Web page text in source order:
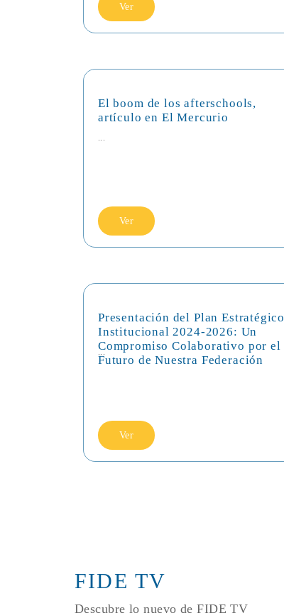
Ver
El boom de los afterschools,
artículo en El Mercurio
Ver
Presentación del Plan Estratégico
Institucional 2024-2026: Un
Compromiso Colaborativo por el
Futuro de Nuestra Federación
...
Ver
FIDE TV
Descubre lo nuevo de FIDE TV